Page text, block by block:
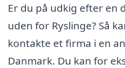
Er du på udkig efter en
uden for Ryslinge? Så
kontakte et firma i en
Danmark. Du kan for